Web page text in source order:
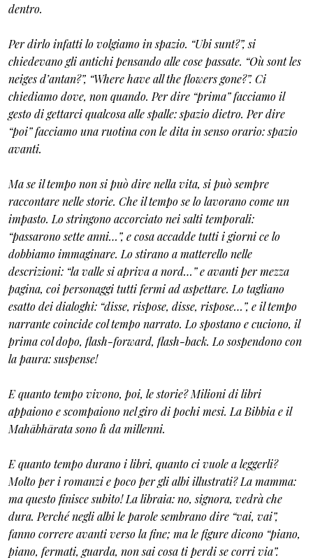
dentro.
Per dirlo infatti lo volgiamo in spazio. “Ubi sunt?”, si
chiedevano gli antichi pensando alle cose passate. “Où sont les
neiges d’antan?”, “Where have all the flowers gone?”. Ci
chiediamo dove, non quando. Per dire “prima” facciamo il
gesto di gettarci qualcosa alle spalle: spazio dietro. Per dire
“poi” facciamo una ruotina con le dita in senso orario: spazio
avanti.
Ma se il tempo non si può dire nella vita, si può sempre
raccontare nelle storie. Che il tempo se lo lavorano come un
impasto. Lo stringono accorciato nei salti temporali:
“passarono sette anni…”, e cosa accadde tutti i giorni ce lo
dobbiamo immaginare. Lo stirano a matterello nelle
descrizioni: “la valle si apriva a nord…” e avanti per mezza
pagina, coi personaggi tutti fermi ad aspettare. Lo tagliano
esatto dei dialoghi: “disse, rispose, disse, rispose…”, e il tempo
narrante coincide col tempo narrato. Lo spostano e cuciono, il
prima col dopo, flash-forward, flash-back. Lo sospendono con
la paura: suspense!
E quanto tempo vivono, poi, le storie? Milioni di libri
appaiono e scompaiono nel giro di pochi mesi. La Bibbia e il
Mahābhārata sono lì da millenni.
E quanto tempo durano i libri, quanto ci vuole a leggerli?
Molto per i romanzi e poco per gli albi illustrati? La mamma:
ma questo finisce subito! La libraia: no, signora, vedrà che
dura. Perché negli albi le parole sembrano dire “vai, vai”,
fanno correre avanti verso la fine; ma le figure dicono “piano,
piano, fermati, guarda, non sai cosa ti perdi se corri via”.